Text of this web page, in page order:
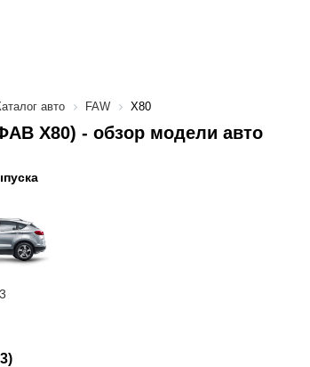
авто FAW X80
X80) - обзор модели авто